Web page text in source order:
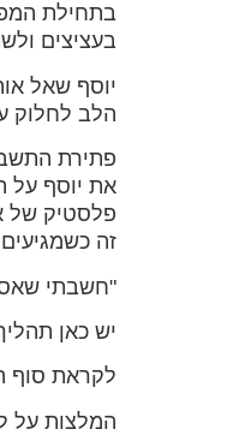
בתחילת
בעציצים
יוסף שאל
הלב לחלוק
פתירת
את יוסף על
פלסטיק של
זה
"חשבתי
יש כאן
לקראת סוף
המלצות על